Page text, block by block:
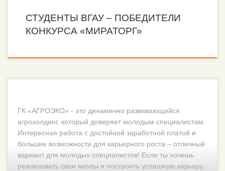
СТУДЕНТЫ ВГАУ – ПОБЕДИТЕЛИ
КОНКУРСА «МИРАТОРГ»
ГК «АГРОЭКО» - это динамично развивающийся
агрохолдинг, который доверяет молодым специалистам.
Интересная работа с достойной заработной платой и
большие возможности для карьерного роста – отличный
вариант для молодых специалистов! Если ты хочешь
реализовать свои мечты и построить успешную карьеру,